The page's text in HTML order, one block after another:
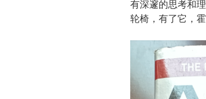
有深邃的思考和
轮椅，有了它，